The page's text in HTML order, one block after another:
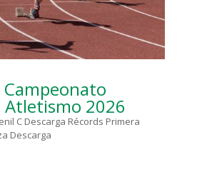
Campeonato
Atletismo 2026
C Descarga Récords Primera
Descarga